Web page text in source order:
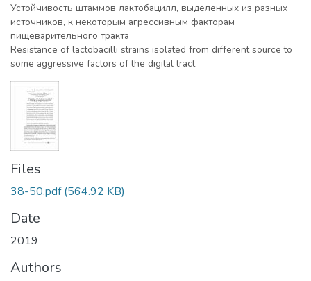
Устойчивость штаммов лактобацилл, выделенных из разных
источников, к некоторым агрессивным факторам
пищеварительного тракта
Resistance of lactobacilli strains isolated from different source to
some aggressive factors of the digital tract
Files
38-50.pdf(564.92 KB)
Date
2019
Authors